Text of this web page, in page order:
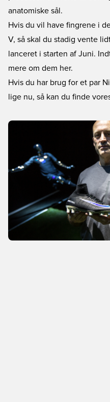
anatomiske sål.
Hvis du vil have fingrene i
V, så skal du stadig vente
lanceret i starten af Juni.
mere om dem her.
Hvis du har brug for et par
lige nu, så kan du finde